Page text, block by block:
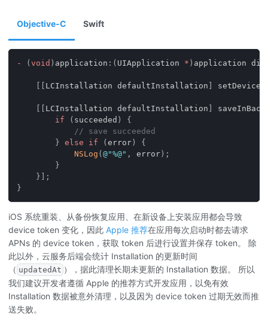
Objective-C Swift
- ( void ) application : ( UIApplication * ) application
LCInstallation defaultInstallation
LCInstallation defaultInstallation
if
( succeeded )
{
// save succeeded
} else if ( error )
{
NSLog ( @"%@" , error ) ;
}
}
;
}
iOS 系统重装、从备份恢复应用、在新设备上安装应用都会导致
device token 变化，因此 Apple 推荐在应用每次启动时都去请求
APNs 的 device token，获取 token 后进行设置并保存 token。 除
此以外，云服务后端会统计 Installation 的更新时间
（ updatedAt ），据此清理长期未更新的 Installation 数据。 所以
我们建议开发者遵循 Apple 的推荐方式开发应用，以免有效
Installation 数据被意外清理，以及因为 device token 过期无效而推
送失败。